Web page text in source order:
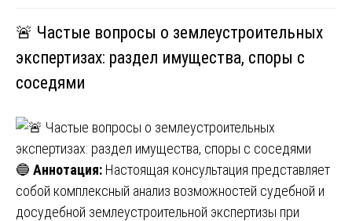
🚨 Частые вопросы о землеустроительных
экспертизах: раздел имущества, споры с
соседями
🔵 Аннотация: Настоящая консультация представляет
собой комплексный анализ возможностей судебной и
досудебной землеустроительной экспертизы при